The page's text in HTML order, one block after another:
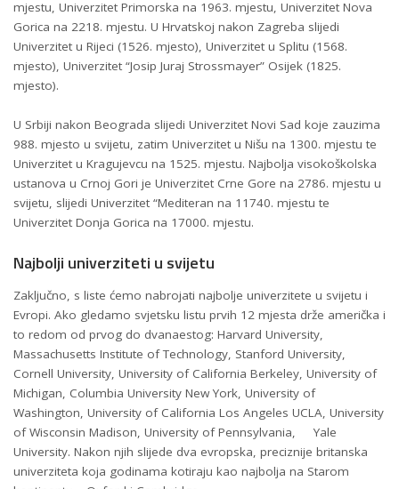
mjestu, Univerzitet Primorska na 1963. mjestu, Univerzitet Nova
Gorica na 2218. mjestu. U Hrvatskoj nakon Zagreba slijedi
Univerzitet u Rijeci (1526. mjesto), Univerzitet u Splitu (1568.
mjesto), Univerzitet “Josip Juraj Strossmayer” Osijek (1825.
mjesto).
U Srbiji nakon Beograda slijedi Univerzitet Novi Sad koje zauzima
988. mjesto u svijetu, zatim Univerzitet u Nišu na 1300. mjestu te
Univerzitet u Kragujevcu na 1525. mjestu. Najbolja visokoškolska
ustanova u Crnoj Gori je Univerzitet Crne Gore na 2786. mjestu u
svijetu, slijedi Univerzitet “Mediteran na 11740. mjestu te
Univerzitet Donja Gorica na 17000. mjestu.
Najbolji univerziteti u svijetu
Zaključno, s liste ćemo nabrojati najbolje univerzitete u svijetu i
Evropi. Ako gledamo svjetsku listu prvih 12 mjesta drže američka i
to redom od prvog do dvanaestog: Harvard University,
Massachusetts Institute of Technology, Stanford University,
Cornell University, University of California Berkeley, University of
Michigan, Columbia University New York, University of
Washington, University of California Los Angeles UCLA, University
of Wisconsin Madison, University of Pennsylvania, Yale
University. Nakon njih slijede dva evropska, preciznije britanska
univerziteta koja godinama kotiraju kao najbolja na Starom